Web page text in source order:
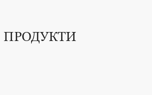
ПРОДУКТИ